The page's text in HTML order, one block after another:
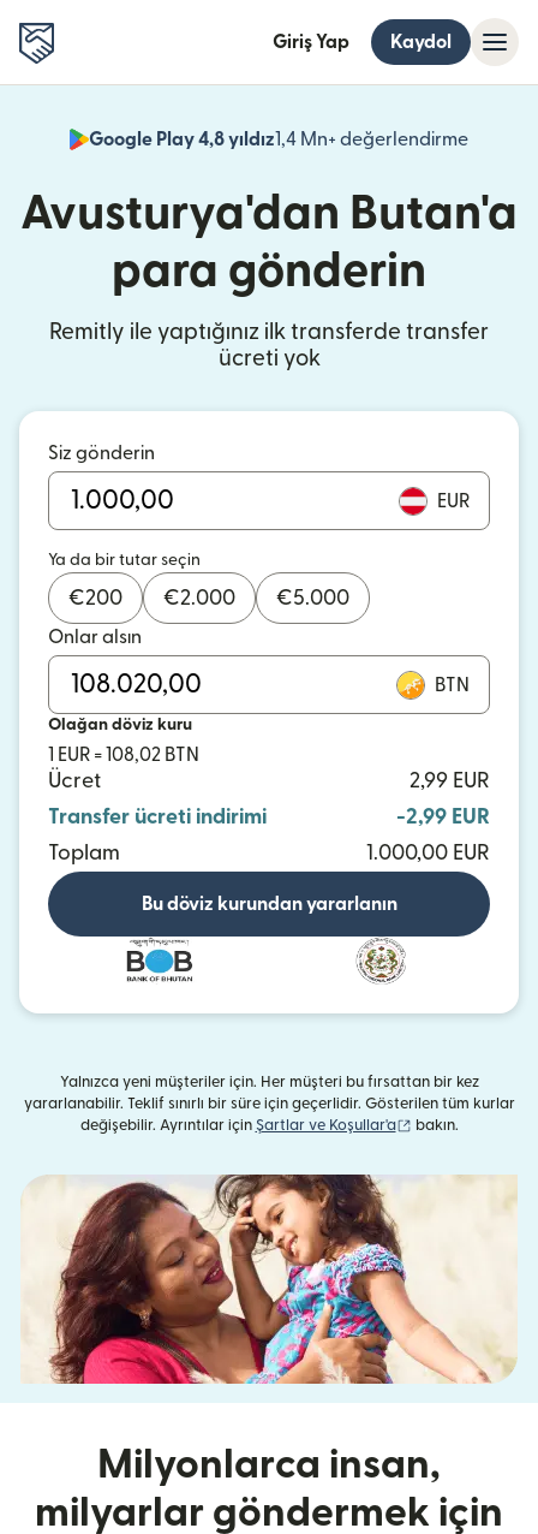
Giriş Yap Kaydol
Google Play 4,8 yıldız1,4 Mn+ değerlendirme
Avusturya'dan Butan'a
para gönderin
Remitly ile yaptığınız ilk transferde transfer
ücreti yok
Siz gönderin
EUR
Ya da bir tutar seçin
€200 €2.000 €5.000
Onlar alsın
BTN
Olağan döviz kuru
1 EUR = 108,02 BTN
Ücret
2,99 EUR
Transfer ücreti indirimi
-2,99 EUR
Toplam
1.000,00 EUR
Bu döviz kurundan yararlanın
Yalnızca yeni müşteriler için. Her müşteri bu fırsattan bir kez
yararlanabilir. Teklif sınırlı bir süre için geçerlidir. Gösterilen tüm kurlar
değişebilir. Ayrıntılar için Şartlar ve Koşullar'a (yeni pencerede
bakın.
Milyonlarca insan,
milyarlar göndermek için